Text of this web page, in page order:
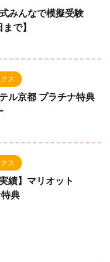
みんなで模擬受験
で】
ス
ル京都 プラチナ特典
ス
績】マリオット
典